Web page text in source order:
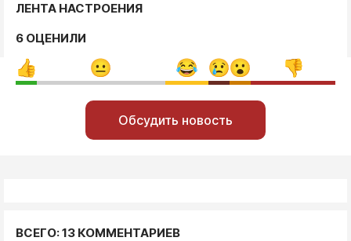
ЛЕНТА НАСТРОЕНИЯ
6 ОЦЕНИЛИ
Обсудить новость
ВСЕГО: 13 КОММЕНТАРИЕВ